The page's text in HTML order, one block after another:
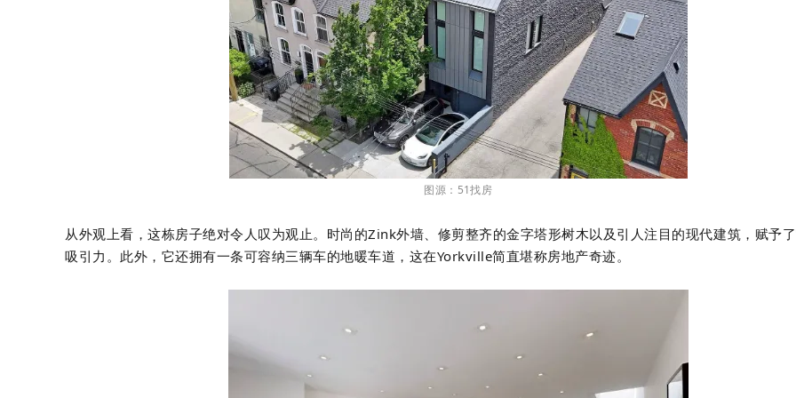
图源：51找房
从外观上看，这栋房子绝对令人叹为观止。时尚的Zink外墙、修剪整齐的金字塔形树木以及引人注目的现代建筑，赋予
吸引力。此外，它还拥有一条可容纳三辆车的地暖车道，这在Yorkville简直堪称房地产奇迹。